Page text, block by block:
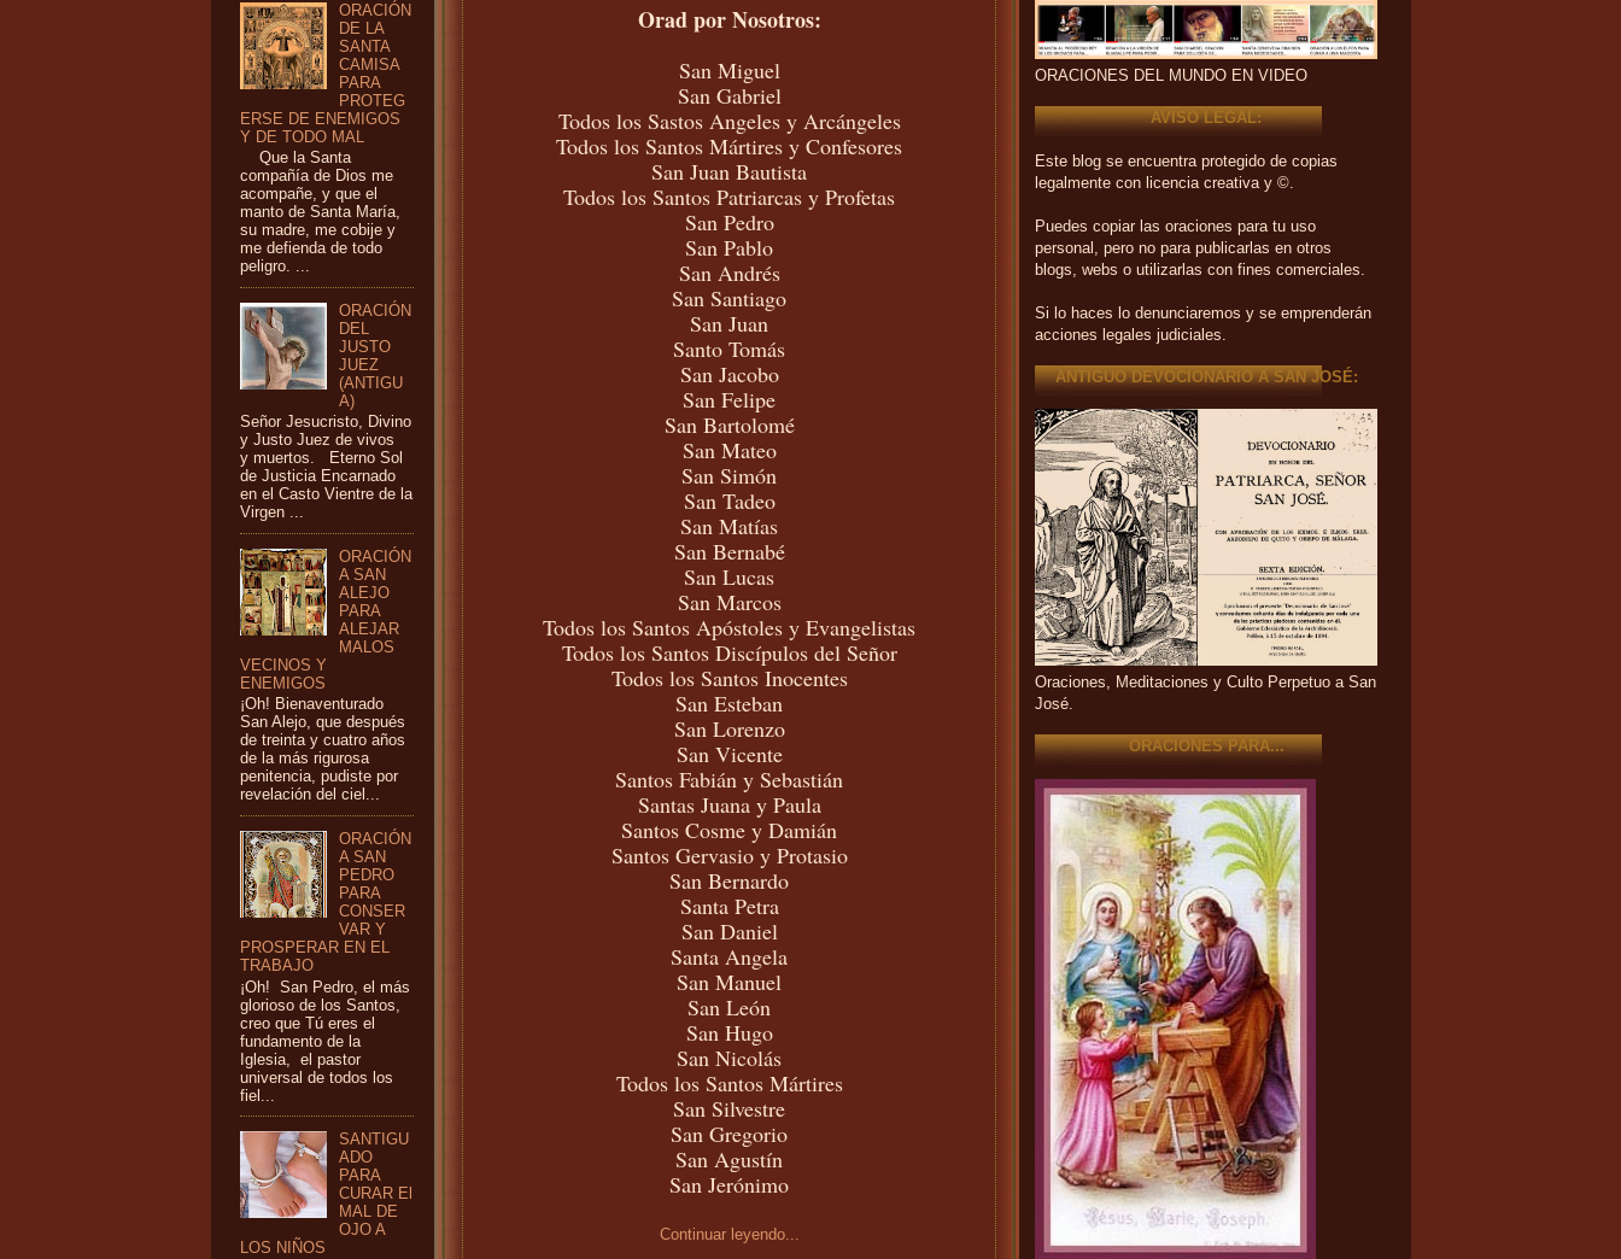
ORACIÓN
DE LA
SANTA
CAMISA
PARA
PROTEG
ERSE DE ENEMIGOS
Y DE TODO MAL
Que la Santa
compañía de Dios me
acompañe, y que el
manto de Santa María,
su madre, me cobije y
me defienda de todo
peligro. ...
ORACIÓN
DEL
JUSTO
JUEZ
(ANTIGU
A)
Señor Jesucristo, Divino
y Justo Juez de vivos
y muertos. Eterno Sol
de Justicia Encarnado
en el Casto Vientre de la
Virgen ...
ORACIÓN
A SAN
ALEJO
PARA
ALEJAR
MALOS
VECINOS Y
ENEMIGOS
¡Oh! Bienaventurado
San Alejo, que después
de treinta y cuatro años
de la más rigurosa
penitencia, pudiste por
revelación del ciel...
ORACIÓN
A SAN
PEDRO
PARA
CONSER
VAR Y
PROSPERAR EN EL
TRABAJO
¡Oh! San Pedro, el más
glorioso de los Santos,
creo que Tú eres el
fundamento de la
Iglesia, el pastor
universal de todos los
fiel...
SANTIGU
ADO
PARA
CURAR El
MAL DE
OJO A
LOS NIÑOS
Orad por Nosotros:
San Miguel
San Gabriel
Todos los Sastos Angeles y Arcángeles
Todos los Santos Mártires y Confesores
San Juan Bautista
Todos los Santos Patriarcas y Profetas
San Pedro
San Pablo
San Andrés
San Santiago
San Juan
Santo Tomás
San Jacobo
San Felipe
San Bartolomé
San Mateo
San Simón
San Tadeo
San Matías
San Bernabé
San Lucas
San Marcos
Todos los Santos Apóstoles y Evangelistas
Todos los Santos Discípulos del Señor
Todos los Santos Inocentes
San Esteban
San Lorenzo
San Vicente
Santos Fabián y Sebastián
Santas Juana y Paula
Santos Cosme y Damián
Santos Gervasio y Protasio
San Bernardo
Santa Petra
San Daniel
Santa Angela
San Manuel
San León
San Hugo
San Nicolás
Todos los Santos Mártires
San Silvestre
San Gregorio
San Agustín
San Jerónimo
Continuar leyendo...
ORACIONES DEL MUNDO EN VIDEO
AVISO LEGAL:
Este blog se encuentra protegido de copias
legalmente con licencia creativa y ©.
Puedes copiar las oraciones para tu uso
personal, pero no para publicarlas en otros
blogs, webs o utilizarlas con fines comerciales.
Si lo haces lo denunciaremos y se emprenderán
acciones legales judiciales.
ANTIGUO DEVOCIONARIO A SAN JOSÉ:
Oraciones, Meditaciones y Culto Perpetuo a San
José.
ORACIONES PARA...